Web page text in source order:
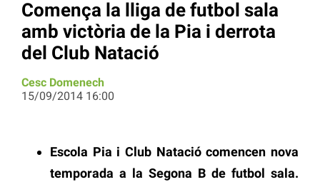
Comença la lliga de futbol sala
amb victòria de la Pia i derrota
del Club Natació
Cesc Domenech
15/09/2014 16:00
Escola Pia i Club Natació comencen nova
temporada a la Segona B de futbol sala.